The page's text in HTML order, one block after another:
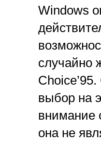
Windows
случайно
выбор на
внимание
она не